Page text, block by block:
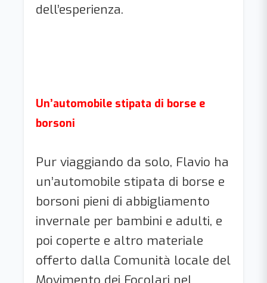
dell’esperienza.
Un’automobile stipata di borse e
borsoni
Pur viaggiando da solo, Flavio ha
un’automobile stipata di borse e
borsoni pieni di abbigliamento
invernale per bambini e adulti, e
poi coperte e altro materiale
offerto dalla Comunità locale del